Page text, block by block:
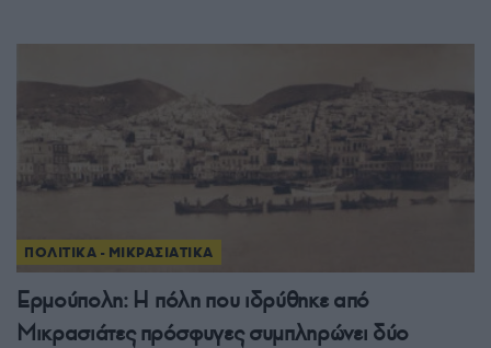
ΠΟΛΙΤΙΚΑ - ΜΙΚΡΑΣΙΑΤΙΚΑ
Ερμούπολη: Η πόλη που ιδρύθηκε από
Μικρασιάτες πρόσφυγες συμπληρώνει δύο